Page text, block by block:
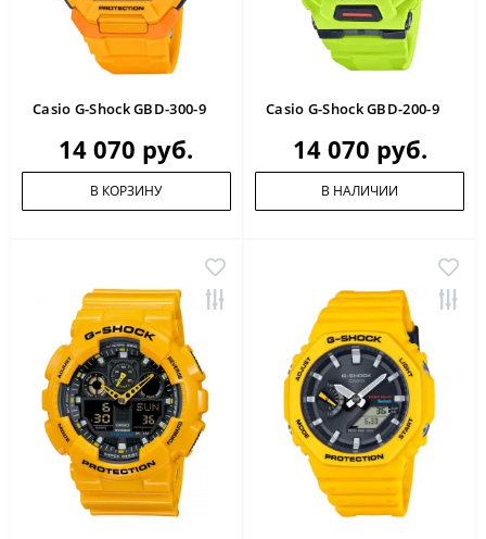
Casio G-Shock GBD-300-9
14 070 руб.
В КОРЗИНУ
Casio G-Shock GBD-200-9
14 070 руб.
В НАЛИЧИИ